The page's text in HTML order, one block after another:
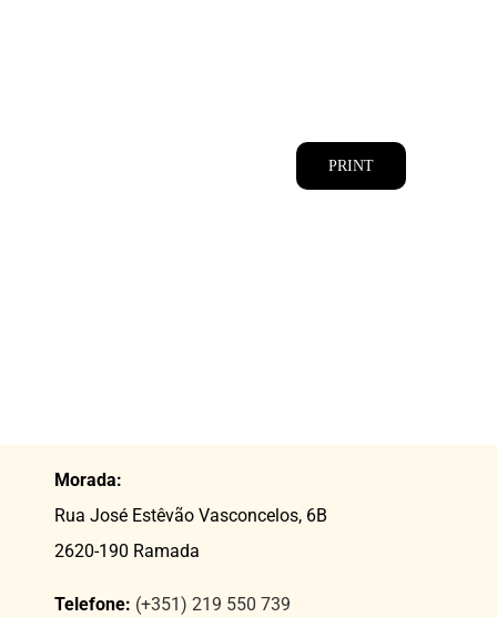
PRINT
Morada:
Rua José Estêvão Vasconcelos, 6B
2620-190 Ramada
Telefone: (+351) 219 550 739